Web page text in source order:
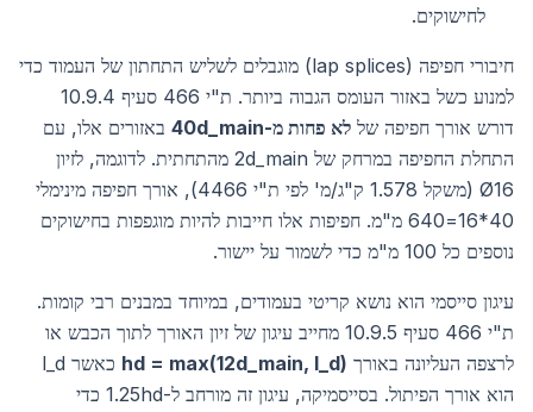
לחישוקים.
חיבורי חפיפה (lap splices) מוגבלים לשליש התחתון של העמוד כדי
למנוע כשל באזור העומס הגבוה ביותר. ת"י 466 סעיף 10.9.4
דורש אורך חפיפה של לא פחות מ-40d_main
באזורים אלו, עם
התחלת החפיפה במרחק של 2d_main מהתחתית. לדוגמה, לזיון
Ø16 (משקל 1.578 ק"ג/מ' לפי ת"י 4466), אורך חפיפה מינימלי
40*16=640 מ"מ. חפיפות אלו חייבות להיות מוגפפות בחישוקים
נוספים כל 100 מ"מ כדי לשמור על יישור.
עיגון סייסמי הוא נושא קריטי בעמודים, במיוחד במבנים רבי קומות.
ת"י 466 סעיף 10.9.5 מחייב עיגון של זיון האורך לתוך הכבש או
לרצפה העליונה באורך hd = max(12d_main, l_d)
כאשר l_d
הוא אורך הפיתול. בסייסמיקה, עיגון זה מורחב ל-1.25hd כדי